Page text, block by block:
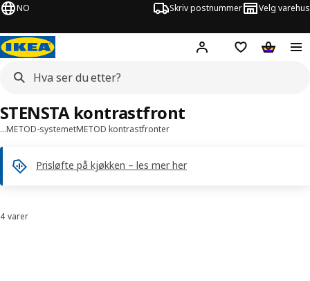
NO Skriv postnummer Velg varehus
Hej! Logg innHuskeliste
…METOD-systemetMETOD kontrastfronter
Prisløfte på kjøkken – les mer her
STENSTA kontrastfront
Sorter og filtrer
4 varer